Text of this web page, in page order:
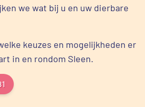
we wat bij u en uw dierbare
keuzes en mogelijkheden er
in en rondom Sleen.